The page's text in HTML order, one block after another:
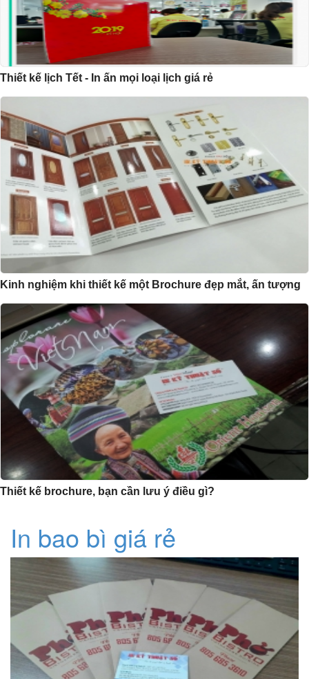
Thiết kế lịch Tết - In ấn mọi loại lịch giá rẻ
Kinh nghiệm khi thiết kế một Brochure đẹp mắt, ấn tượng
Thiết kế brochure, bạn cần lưu ý điều gì?
In bao bì giá rẻ